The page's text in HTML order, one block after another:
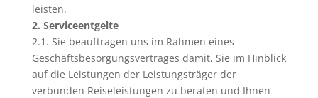
leisten.
2. Serviceentgelte
2.1. Sie beauftragen uns im Rahmen eines
Geschäftsbesorgungsvertrages damit, Sie im Hinblick
auf die Leistungen der Leistungsträger der
verbunden Reiseleistungen zu beraten und Ihnen